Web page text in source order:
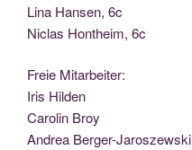
Lina Han­sen, 6c
Nic­las Hont­heim, 6c
Freie Mit­ar­bei­ter:
Iris Hilden
Caro­lin Broy
Andrea Berger-Jaroszewski